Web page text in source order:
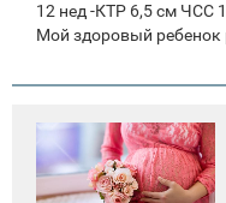
12 нед -КТР 6,5 см ЧСС
Мой здоровый ребенок